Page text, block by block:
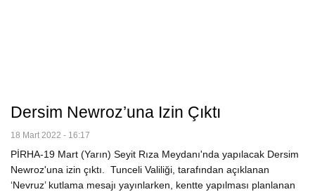
Dersim Newroz’una Izin Çıktı
18 Mart 2022 - 16:17
PİRHA-19 Mart (Yarın) Seyit Rıza Meydanı'nda yapılacak Dersim
Newroz'una izin çıktı. Tunceli Valiliği, tarafından açıklanan
‘Nevruz’ kutlama mesajı yayınlarken, kentte yapılması planlanan